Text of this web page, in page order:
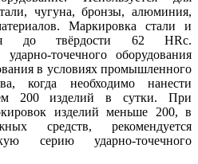
чугуна, бронзы, алюминия,
Маркировка стали и
до твёрдости 62 HRc.
точечного оборудования
в условиях промышленного
когда необходимо нанести
200 изделий в сутки. При
изделий меньше 200, в
средств, рекомендуется
серию ударно-точечного